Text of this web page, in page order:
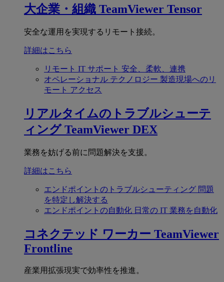
大企業・組織 TeamViewer Tensor
安全な運用を実現するリモート接続。
詳細はこちら
リモート IT サポート 安全、柔軟、連携
オペレーショナル テクノロジー 製造現場へのリ
モート アクセス
リアルタイムのトラブルシューテ
ィング TeamViewer DEX
業務を妨げる前に問題解決を支援。
詳細はこちら
エンドポイントのトラブルシューティング 問題
を特定し解決する
エンドポイントの自動化 日常の IT 業務を自動化
コネクテッド ワーカー TeamViewer
Frontline
産業用拡張現実で効率性を推進。